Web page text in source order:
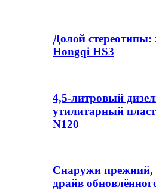
Долой стереотипы:
Hongqi HS3
4,5-литровый
утилитарный
N120
Снаружи прежний,
драйв